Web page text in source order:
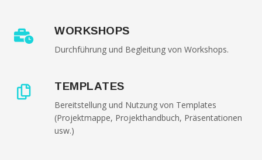
WORKSHOPS
Durchführung und Begleitung von Workshops.
TEMPLATES
Bereitstellung und Nutzung von Templates
(Projektmappe, Projekthandbuch, Präsentationen
usw.)